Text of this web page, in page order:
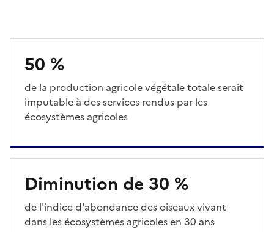
50 %
Description
de la production agricole végétale totale serait
imputable à des services rendus par les
écosystèmes agricoles
Diminution de 30 %
Description
de l'indice d'abondance des oiseaux vivant
dans les écosystèmes agricoles en 30 ans